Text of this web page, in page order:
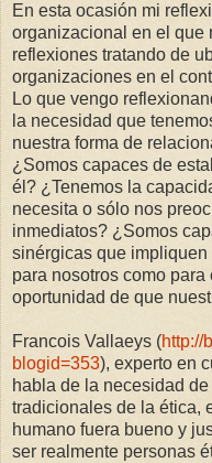
En esta ocasión mi
organizacional en el que
reflexiones tratando de
organizaciones en el
Lo que vengo
la necesidad que
nuestra forma de
¿Somos capaces de
él? ¿Tenemos la
necesita o sólo nos
inmediatos? ¿Somos
sinérgicas que
para nosotros como
oportunidad de que
Francois Vallaeys (http://
blogid=353), experto en
habla de la necesidad
tradicionales de la ética,
humano fuera bueno y
ser realmente personas